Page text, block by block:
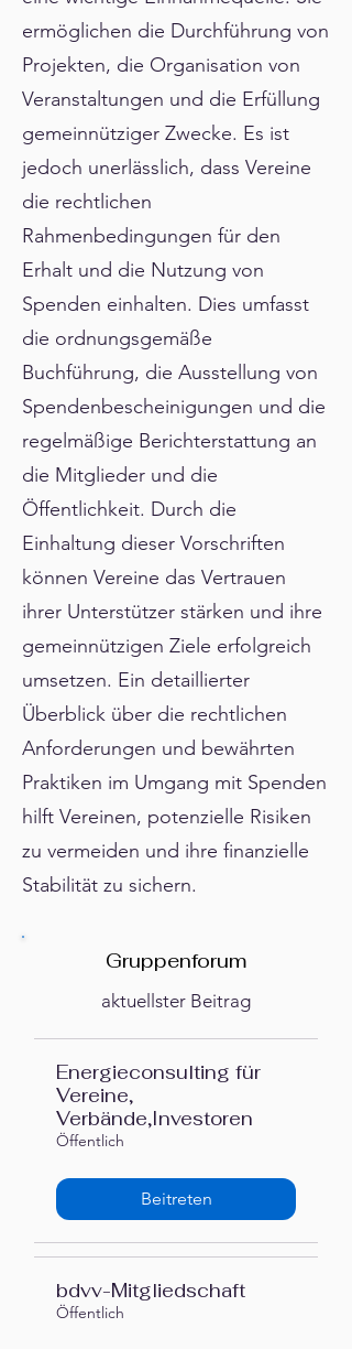
ermöglichen die Durchführung von
Projekten, die Organisation von
Veranstaltungen und die Erfüllung
gemeinnütziger Zwecke. Es ist
jedoch unerlässlich, dass Vereine
die rechtlichen
Rahmenbedingungen für den
Erhalt und die Nutzung von
Spenden einhalten. Dies umfasst
die ordnungsgemäße
Buchführung, die Ausstellung von
Spendenbescheinigungen und die
regelmäßige Berichterstattung an
die Mitglieder und die
Öffentlichkeit. Durch die
Einhaltung dieser Vorschriften
können Vereine das Vertrauen
ihrer Unterstützer stärken und ihre
gemeinnützigen Ziele erfolgreich
umsetzen. Ein detaillierter
Überblick über die rechtlichen
Anforderungen und bewährten
Praktiken im Umgang mit Spenden
hilft Vereinen, potenzielle Risiken
zu vermeiden und ihre finanzielle
Stabilität zu sichern.
Gruppenforum
aktuellster Beitrag
Energieconsulting für
Vereine,
Verbände,Investoren
Öffentlich
Beitreten
bdvv-Mitgliedschaft
Öffentlich